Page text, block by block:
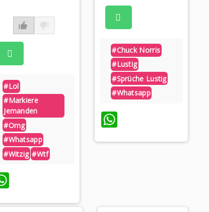
#lol
#markiere
Jemanden
#omg
#whatsapp
#witzig #wtf
WhatsApp
#chuck Norris
#lustig
#sprüche Lustig
#whatsapp
WhatsApp